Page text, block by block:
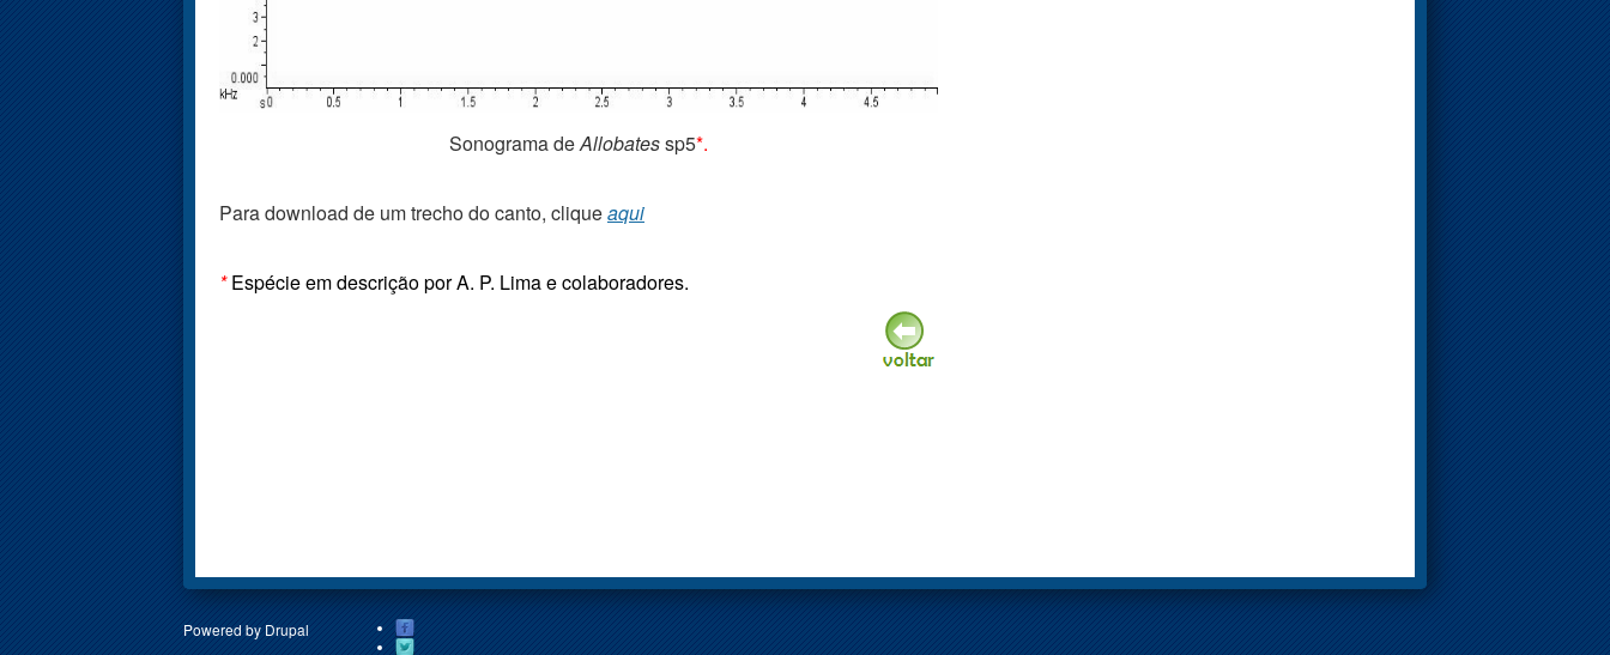
Sonograma deAllobatessp5*.
Para download de um trecho do canto, cliqueaqui
* Espécie em descrição por A. P. Lima e colaboradores.
Powered by Drupal